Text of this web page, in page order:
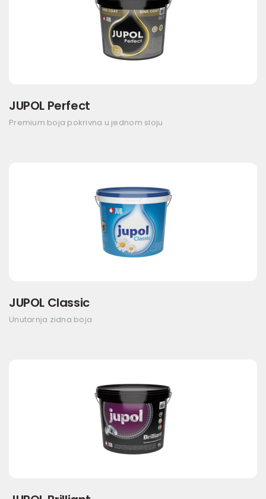
JUPOL Perfect
Premium boja pokrivna u jednom sloju
JUPOL Classic
Unutarnja zidna boja